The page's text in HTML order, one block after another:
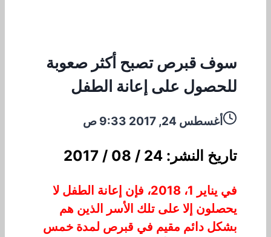
سوف قبرص تصبح أكثر صعوبة
للحصول على إعانة الطفل
أغسطس 24, 2017 9:33 ص
تاريخ النشر: 24 / 08 / 2017
في يناير 1، 2018، فإن إعانة الطفل لا
يحصلون إلا على تلك الأسر الذين هم
بشكل دائم مقيم في قبرص لمدة خمس